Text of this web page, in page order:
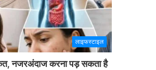
लाइफस्टाइल
नजरअंदाज करना पड़ सकता है